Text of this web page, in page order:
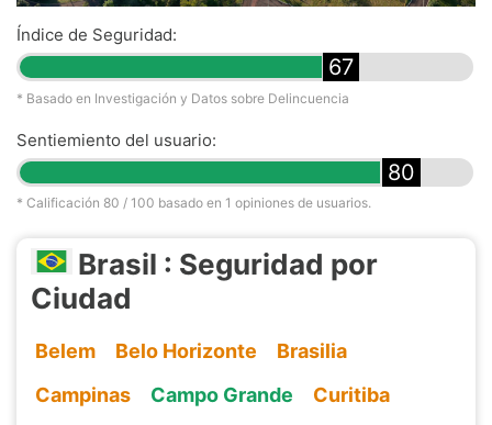
Índice de Seguridad:
67
* Basado en Investigación y Datos sobre Delincuencia
Sentiemiento del usuario:
80
* Calificación 80 / 100 basado en 1 opiniones de usuarios.
Brasil : Seguridad por
Ciudad
Belem Belo Horizonte
Brasilia
Campinas
Campo Grande
Curitiba